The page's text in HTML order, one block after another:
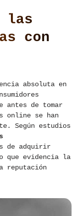
las
con
absoluta en
antes de tomar
online se han
Según estudios
de adquirir
que evidencia la
reputación